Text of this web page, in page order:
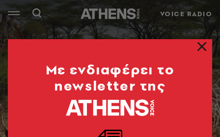
VOICE RADIO
Mε ενδιαφέρει το
newsletter της